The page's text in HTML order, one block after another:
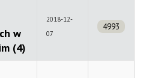
w
(4)
2018-12-
07
4993